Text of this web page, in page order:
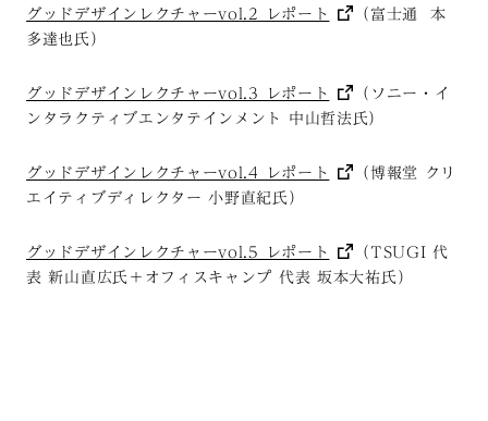
グッドデザインレクチャーvol.2 レポート
（富士通 本
多達也氏）
グッドデザインレクチャーvol.3 レポート
（ソニー・イ
ンタラクティブエンタテインメント 中山哲法氏）
グッドデザインレクチャーvol.4 レポート
（博報堂 クリ
エイティブディレクター 小野直紀氏）
グッドデザインレクチャーvol.5 レポート
（TSUGI 代
表 新山直広氏＋オフィスキャンプ 代表 坂本大祐氏）